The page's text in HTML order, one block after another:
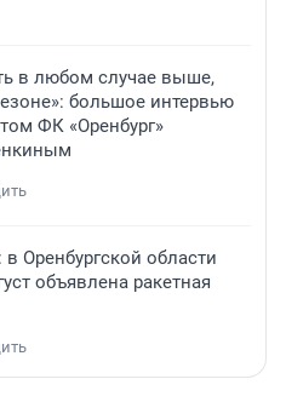
в любом случае выше,
большое интервью
ФК «Оренбург»
Оренбургской области
объявлена ракетная